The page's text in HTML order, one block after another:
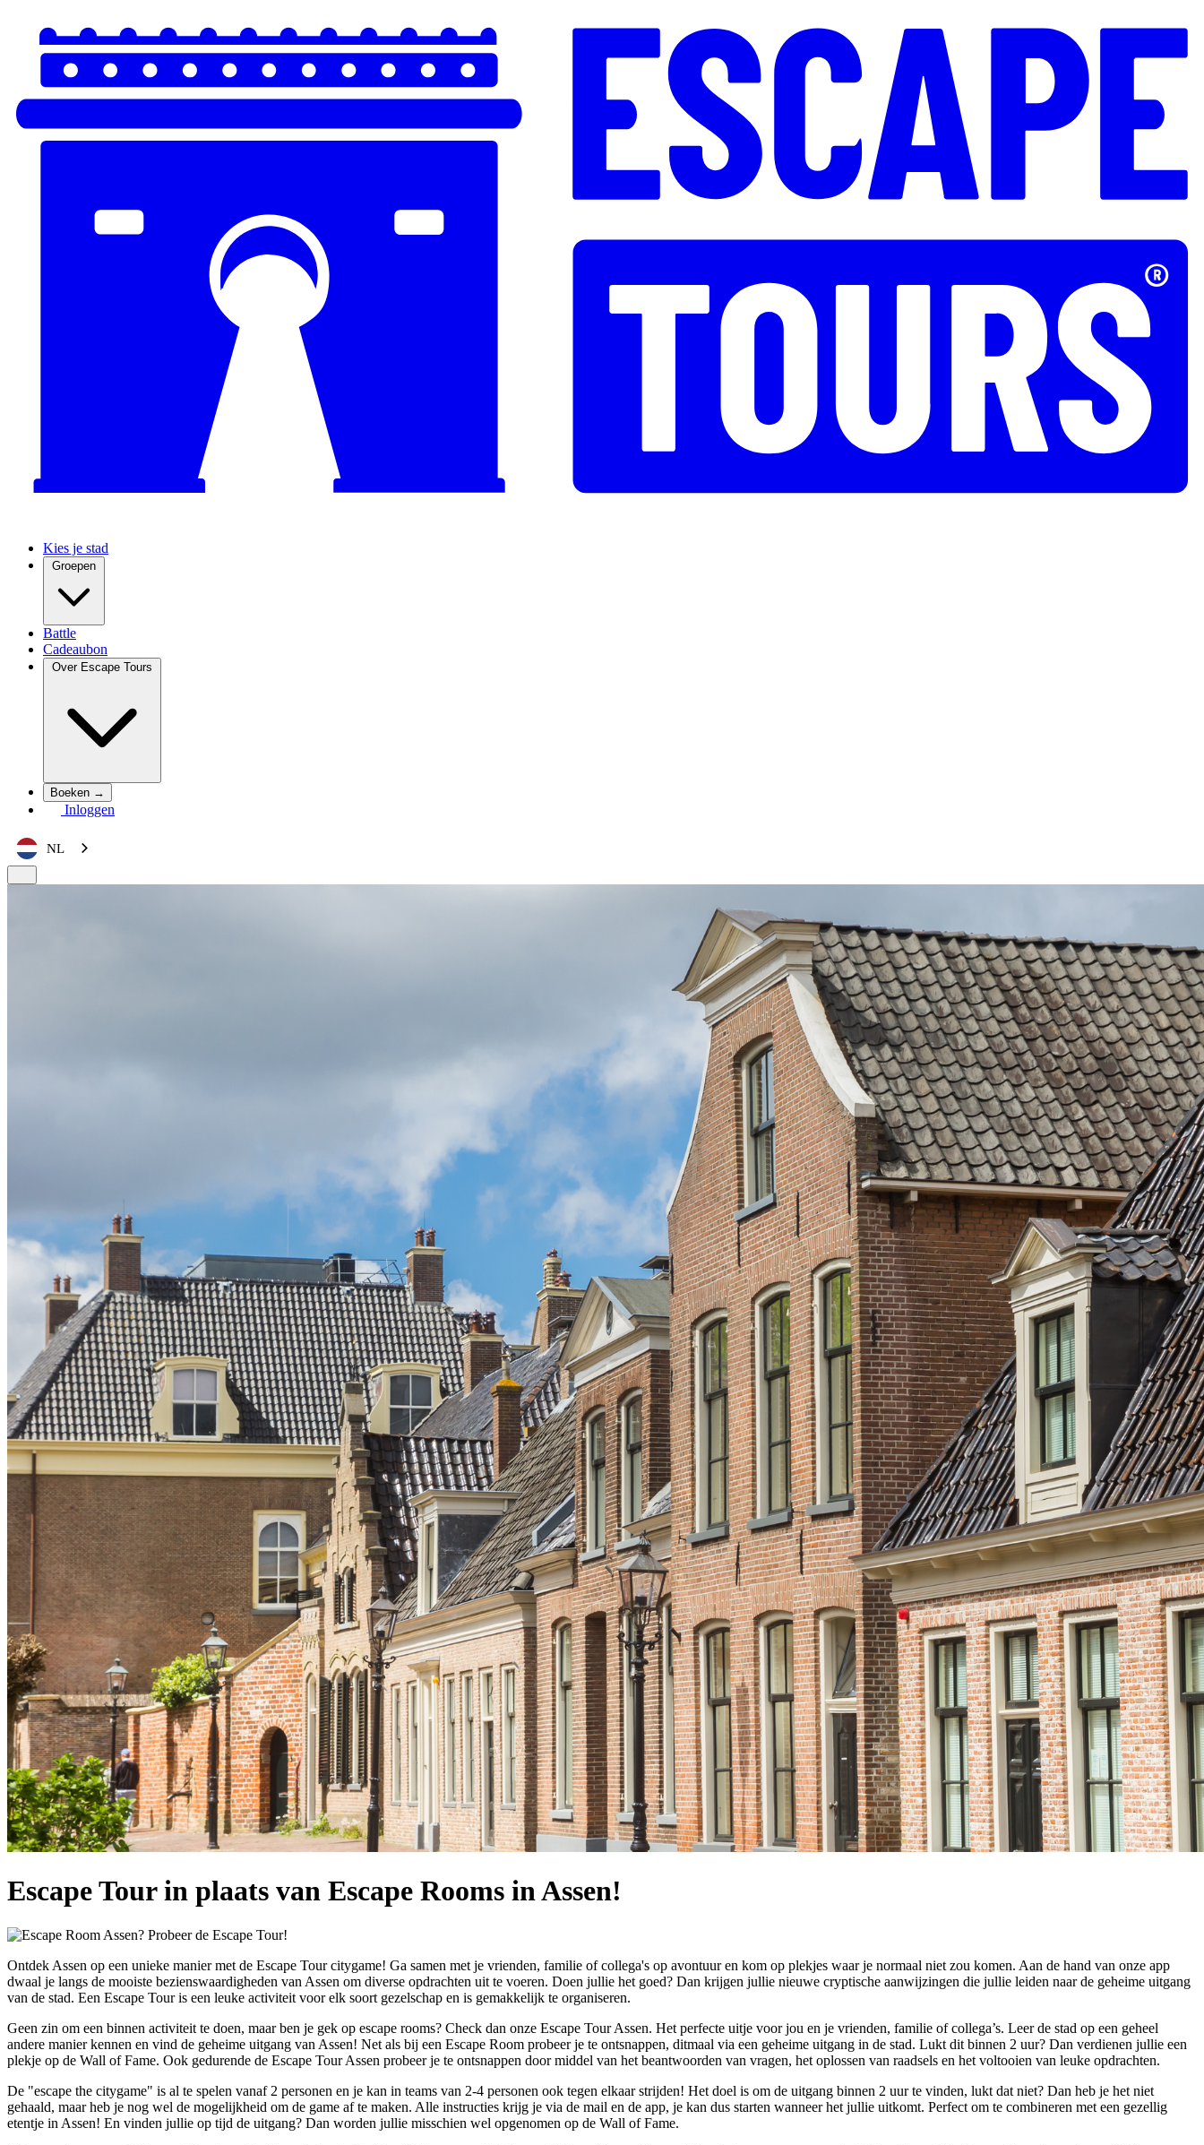
Kies je stad
Groepen
Battle
Cadeaubon
Over Escape Tours
Boeken →
Inloggen
NL
Escape Tour in plaats van Escape Rooms in Assen!
Ontdek Assen op een unieke manier met de Escape Tour citygame! Ga samen met je vrienden, familie of collega's op avontuur en kom op plekjes waar je normaal niet zou komen. Aan de hand van onze app
dwaal je langs de mooiste bezienswaardigheden van Assen om diverse opdrachten uit te voeren. Doen jullie het goed? Dan krijgen jullie nieuwe cryptische aanwijzingen die jullie leiden naar de geheime uitgang
van de stad. Een Escape Tour is een leuke activiteit voor elk soort gezelschap en is gemakkelijk te organiseren.
Geen zin om een binnen activiteit te doen, maar ben je gek op escape rooms? Check dan onze Escape Tour Assen. Het perfecte uitje voor jou en je vrienden, familie of collega’s. Leer de stad op een geheel
andere manier kennen en vind de geheime uitgang van Assen! Net als bij een Escape Room probeer je te ontsnappen, ditmaal via een geheime uitgang in de stad. Lukt dit binnen 2 uur? Dan verdienen jullie een
plekje op de Wall of Fame. Ook gedurende de Escape Tour Assen probeer je te ontsnappen door middel van het beantwoorden van vragen, het oplossen van raadsels en het voltooien van leuke opdrachten.
De "escape the citygame" is al te spelen vanaf 2 personen en je kan in teams van 2-4 personen ook tegen elkaar strijden! Het doel is om de uitgang binnen 2 uur te vinden, lukt dat niet? Dan heb je het niet
gehaald, maar heb je nog wel de mogelijkheid om de game af te maken. Alle instructies krijg je via de mail en de app, je kan dus starten wanneer het jullie uitkomt. Perfect om te combineren met een gezellig
etentje in Assen! En vinden jullie op tijd de uitgang? Dan worden jullie misschien wel opgenomen op de Wall of Fame.